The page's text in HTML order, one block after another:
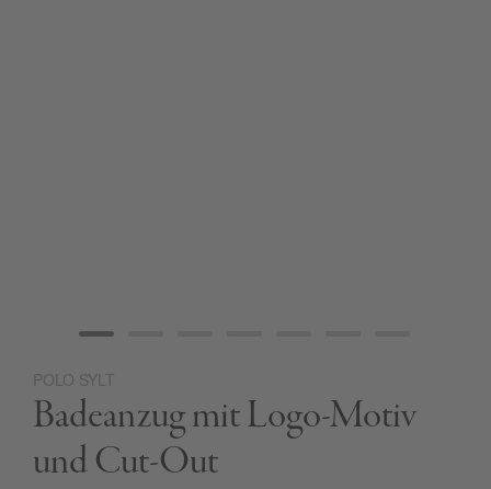
Zum
Anfang
der
Bildgalerie
springen
POLO SYLT
Badeanzug mit Logo-Motiv
und Cut-Out